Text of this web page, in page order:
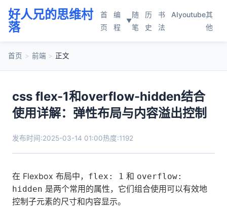
好人兄的思维村
落
首
页
编
程
▼
随
笔
历
史
书
法
AIyoutube其
他
首页 > 前端 > 正文
css flex-1和overflow-hidden结合
使用详解：弹性布局与内容溢出控制
发布时间:2025-03-14 01:00热度:1192
在 Flexbox 布局中， flex: 1 和 overflow:
hidden 是两个常用的属性，它们组合使用可以有效地
控制子元素的尺寸和内容显示。